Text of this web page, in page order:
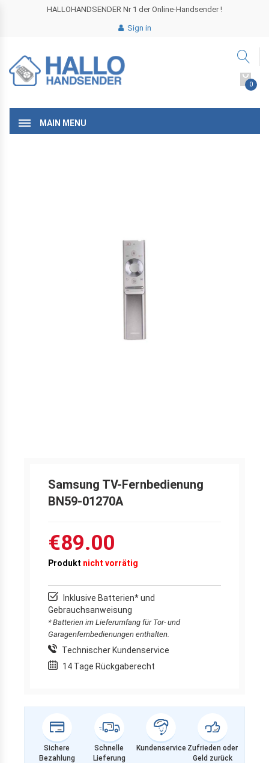
HALLOHANDSENDER Nr 1 der Online-Handsender !
Sign in
0
MAIN MENU
Samsung TV-Fernbedienung
BN59-01270A
€89.00
Produkt nicht vorrätig
Inklusive Batterien* und
Gebrauchsanweisung
* Batterien im Lieferumfang für Tor- und
Garagenfernbedienungen enthalten.
Technischer Kundenservice
14 Tage Rückgaberecht
Sichere
Bezahlung
Schnelle
Lieferung
Kundenservice Zufrieden oder
Geld zurück